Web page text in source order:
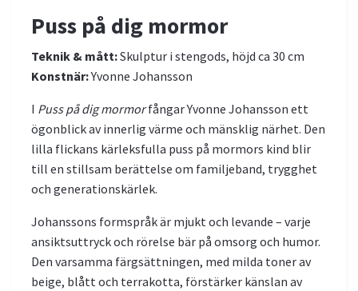
Puss på dig mormor
Teknik & mått:Skulptur i stengods, höjd ca 30 cm
Konstnär:Yvonne Johansson
I Puss på dig mormorfångar Yvonne Johansson ett
ögonblick av innerlig värme och mänsklig närhet. Den
lilla flickans kärleksfulla puss på mormors kind blir
till en stillsam berättelse om familjeband, trygghet
och generationskärlek.
Johanssons formspråk är mjukt och levande – varje
ansiktsuttryck och rörelse bär på omsorg och humor.
Den varsamma färgsättningen, med milda toner av
beige, blått och terrakotta, förstärker känslan av